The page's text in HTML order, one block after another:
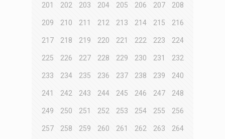
201 202 203 204 205 206 207 208
209 210 211 212 213 214 215 216
217 218 219 220 221 222 223 224
225 226 227 228 229 230 231 232
233 234 235 236 237 238 239 240
241 242 243 244 245 246 247 248
249 250 251 252 253 254 255 256
257 258 259 260 261 262 263 264